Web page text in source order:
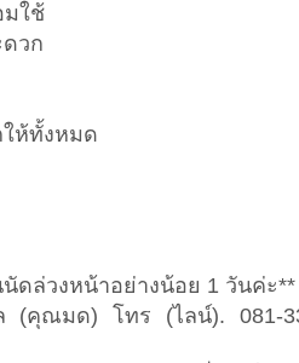
มใช้
วก
ห้ทั้งหมด
ดล่วงหน้าอย่างน้อย 1 วันค่ะ**
(คุณมด) โทร (ไลน์). 081-